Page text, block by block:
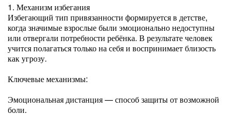
1. Механизм избегания
Избегающий тип привязанности формируется в детстве,
когда значимые взрослые были эмоционально недоступны
или отвергали потребности ребёнка. В результате человек
учится полагаться только на себя и воспринимает близость
как угрозу.
Ключевые механизмы:
Эмоциональная дистанция — способ защиты от возможной
боли.